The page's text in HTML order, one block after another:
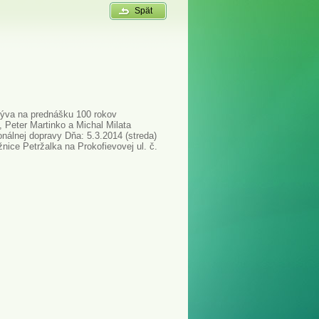
Spät
na prednášku 100 rokov
Martinko a Michal Milata
dopravy Dňa: 5.3.2014 (streda)
Petržalka na Prokofievovej ul. č.